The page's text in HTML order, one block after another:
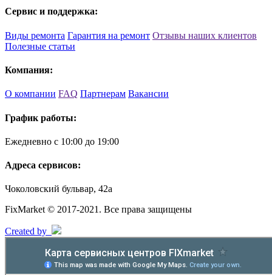
Сервис и поддержка:
Виды ремонта Гарантия на ремонт Отзывы наших клиентов
Полезные статьи
Компания:
О компании FAQ Партнерам Вакансии
График работы:
Ежедневно с 10:00 до 19:00
Адреса сервисов:
Чоколовский бульвар, 42а
FixMarket © 2017-2021. Все права защищены
Created by